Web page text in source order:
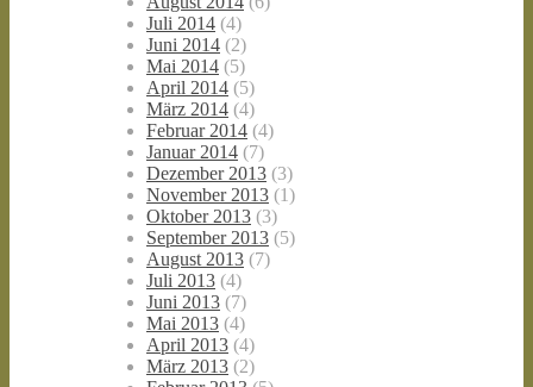
Juli 2014 (4)
Juni 2014 (2)
Mai 2014 (5)
April 2014 (5)
März 2014 (4)
Februar 2014 (4)
Januar 2014 (7)
Dezember 2013 (3)
November 2013 (1)
Oktober 2013 (3)
September 2013 (5)
August 2013 (7)
Juli 2013 (4)
Juni 2013 (7)
Mai 2013 (4)
April 2013 (4)
März 2013 (2)